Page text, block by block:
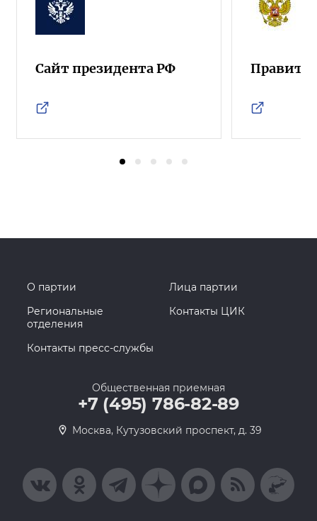
Сайт президента РФ
О партии
Лица партии
Региональные
отделения
Контакты ЦИК
Контакты пресс-службы
Общественная приемная
+7 (495) 786-82-89
Москва, Кутузовский проспект, д. 39